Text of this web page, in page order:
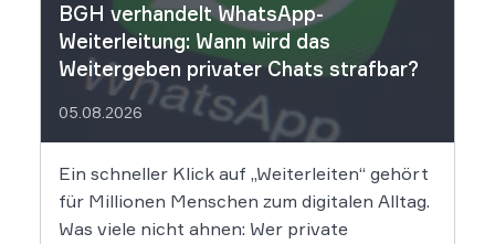
BGH verhandelt WhatsApp-
Weiterleitung: Wann wird das
Weitergeben privater Chats strafbar?
05.08.2026
Ein schneller Klick auf „Weiterleiten“ gehört
für Millionen Menschen zum digitalen Alltag.
Was viele nicht ahnen: Wer private